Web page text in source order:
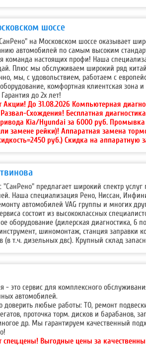
шоссе
на Московском шоссе оказывает
автомобилей по самым высоким
команда настоящих профи! Наша
Плюс мы обслуживаем широкий ряд
мы, с удовольствием, работаем с
комфортная клиентская зона
до 2х лет!
Акции!До 31.08.2026 Компьютерная
Схождения! Бесплатная
Kia/Hyundai за 6000 руб.
замене рейки)! Аппаратная замена
руб.) Скидка на аппаратную
"СанРено" предлагает широкий спектр
Наша специализация Рено, Ниссан,
автомобилей VAG группы и многих
состоит из высококлассных
оборудование (дилерская диагностика, 6
шиномонтаж, станция заправки
(в т.ч. дизельных двс). Крупный склад
- это сервис для комплексного
автомобилей.
любые работы: ТО, ремонт
проточка торм. дисков и барабанов,
др. Мы гарантируем качественный
спец.цены! Выгодные цены за